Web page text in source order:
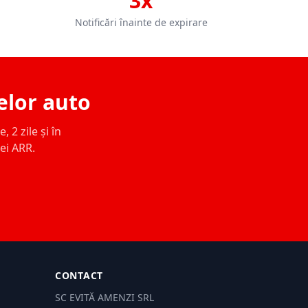
Notificări înainte de expirare
auto
2 zile și în
ARR.
CONTACT
SC EVITĂ AMENZI SRL